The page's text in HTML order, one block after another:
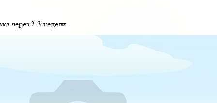
через 2-3 недели